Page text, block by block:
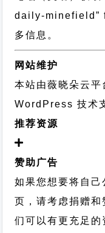
daily-minefield”
多信息。
网站维护
本站由薇晓朵云
WordPress 技术
推荐资源
赞助广告
如果您想要将自
页，请考虑捐赠
们可以有更充足